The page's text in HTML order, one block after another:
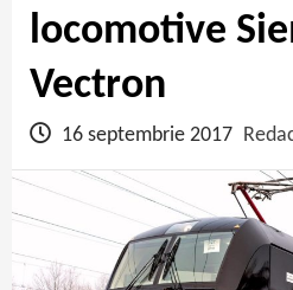
locomotive
Vectron
16 septembrie 2017